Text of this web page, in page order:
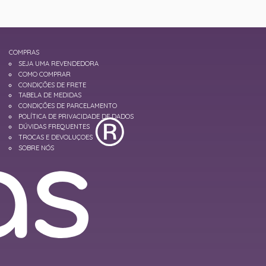
COMPRAS
SEJA UMA REVENDEDORA
COMO COMPRAR
CONDIÇÕES DE FRETE
TABELA DE MEDIDAS
CONDIÇÕES DE PARCELAMENTO
POLÍTICA DE PRIVACIDADE DE DADOS
DÚVIDAS FREQUENTES
TROCAS E DEVOLUÇOES
SOBRE NÓS